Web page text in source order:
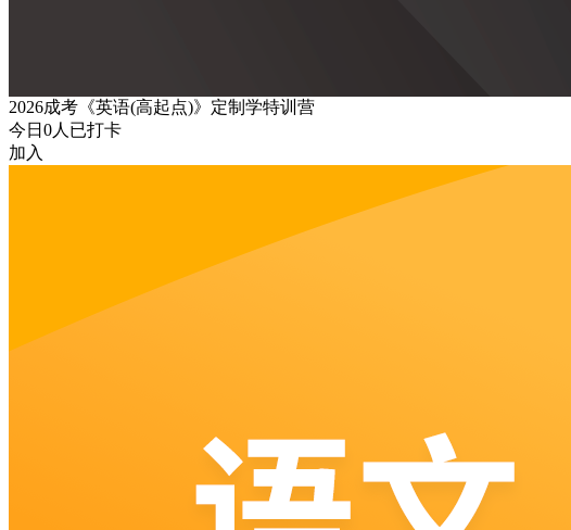
2026成考《英语(高起点)》定制学特训营
今日 0人已打卡
加入